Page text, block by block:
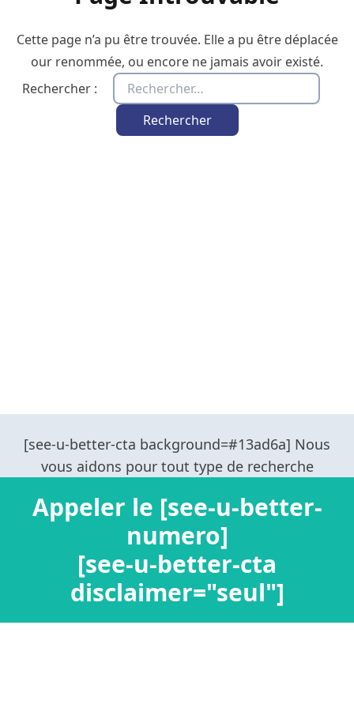
Cette page n’a pu être trouvée. Elle a pu être déplacée
our renommée, ou encore ne jamais avoir existé.
Rechercher :
Appeler le [see-u-better-
numero]
[see-u-better-cta
disclaimer="seul"]